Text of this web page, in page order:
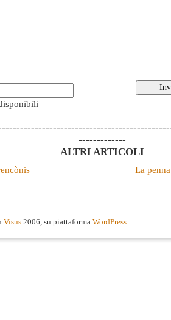
-------------
ALTRI ARTICOLI
La
Visus 2006, su piattaforma WordPress